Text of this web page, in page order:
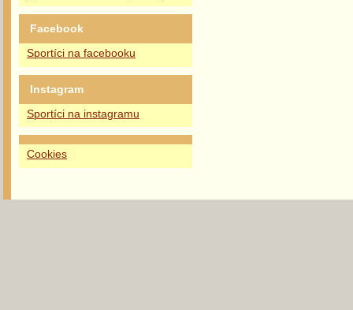
Facebook
Sportíci na facebooku
Instagram
Sportíci na instagramu
Cookies